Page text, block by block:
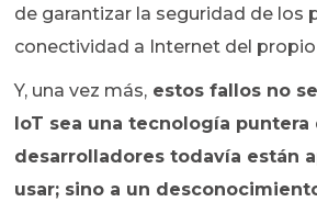
de garantizar la seguridad de los
conectividad a Internet del
Y, una vez más, estos fallos no
IoT sea una tecnología puntera
desarrolladores todavía están
usar; sino a un